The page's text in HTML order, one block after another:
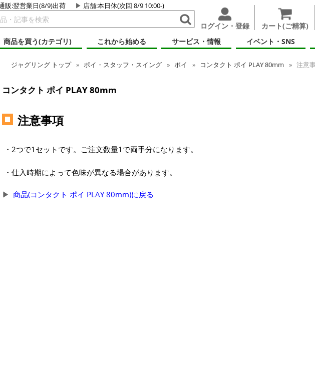
販:翌営業日(8/9)出荷 店舗:本日休(次回 8/9 10:00-)
ログイン・登録 カート(ご精算)
商品を買う(カテゴリ)
これから始める サービス・情報 イベント・SNS
ジャグリング トップ ポイ・スタッフ・スイング ポイ コンタクト ポイ PLAY 80mm 注意
コンタクト ポイ PLAY 80mm
注意事項
・2つで1セットです。ご注文数量1で両手分になります。
・仕入時期によって色味が異なる場合があります。
商品(コンタクト ポイ PLAY 80mm)に戻る